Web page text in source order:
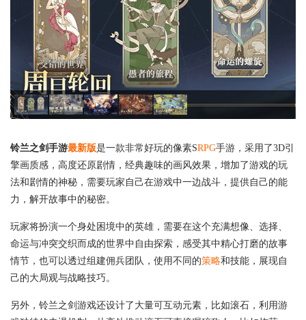
铃兰之剑手游最新版是一款非常好玩的像素SRPG手游，采用了3D引
擎画质感，高度还原剧情，经典趣味的画风效果，增加了游戏的玩
法和剧情的神秘，需要玩家自己在游戏中一边战斗，提供自己的能
力，解开故事中的秘密。
玩家将扮演一个身处困境中的英雄，需要在这个充满想像、选择、
命运与冲突交织而成的世界中自由探索，感受其中精心打磨的故事
情节，也可以透过组建佣兵团队，使用不同的策略和技能，展现自
己的大局观与战略技巧。
另外，铃兰之剑游戏还设计了大量可互动元素，比如滚石，利用游